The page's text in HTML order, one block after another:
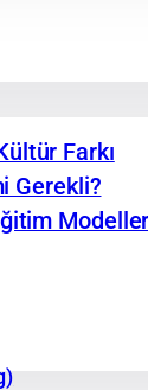
Farkı
Gerekli?